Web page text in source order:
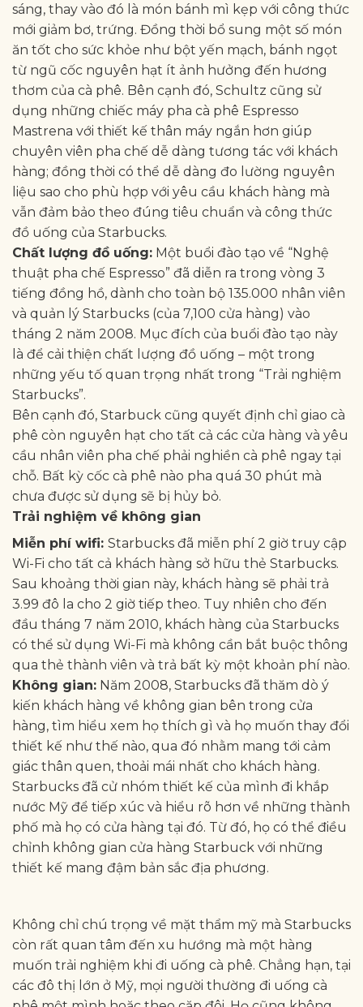
sáng, thay vào đó là món bánh mì kẹp với công thức
mới giảm bơ, trứng. Đồng thời bổ sung một số món
ăn tốt cho sức khỏe như bột yến mạch, bánh ngọt
từ ngũ cốc nguyên hạt ít ảnh hưởng đến hương
thơm của cà phê. Bên cạnh đó, Schultz cũng sử
dụng những chiếc máy pha cà phê Espresso
Mastrena với thiết kế thân máy ngắn hơn giúp
chuyên viên pha chế dễ dàng tương tác với khách
hàng; đồng thời có thể dễ dàng đo lường nguyên
liệu sao cho phù hợp với yêu cầu khách hàng mà
vẫn đảm bảo theo đúng tiêu chuẩn và công thức
đồ uống của Starbucks.
Chất lượng đồ uống: Một buổi đào tạo về “Nghệ
thuật pha chế Espresso” đã diễn ra trong vòng 3
tiếng đồng hồ, dành cho toàn bộ 135.000 nhân viên
và quản lý Starbucks (của 7,100 cửa hàng) vào
tháng 2 năm 2008. Mục đích của buổi đào tạo này
là để cải thiện chất lượng đồ uống – một trong
những yếu tố quan trọng nhất trong “Trải nghiệm
Starbucks”.
Bên cạnh đó, Starbuck cũng quyết định chỉ giao cà
phê còn nguyên hạt cho tất cả các cửa hàng và yêu
cầu nhân viên pha chế phải nghiền cà phê ngay tại
chỗ. Bất kỳ cốc cà phê nào pha quá 30 phút mà
chưa được sử dụng sẽ bị hủy bỏ.
Trải nghiệm về không gian
Miễn phí wifi: Starbucks đã miễn phí 2 giờ truy cập
Wi-Fi cho tất cả khách hàng sở hữu thẻ Starbucks.
Sau khoảng thời gian này, khách hàng sẽ phải trả
3.99 đô la cho 2 giờ tiếp theo. Tuy nhiên cho đến
đầu tháng 7 năm 2010, khách hàng của Starbucks
có thể sử dụng Wi-Fi mà không cần bắt buộc thông
qua thẻ thành viên và trả bất kỳ một khoản phí nào.
Không gian: Năm 2008, Starbucks đã thăm dò ý
kiến khách hàng về không gian bên trong cửa
hàng, tìm hiểu xem họ thích gì và họ muốn thay đổi
thiết kế như thế nào, qua đó nhằm mang tới cảm
giác thân quen, thoải mái nhất cho khách hàng.
Starbucks đã cử nhóm thiết kế của mình đi khắp
nước Mỹ để tiếp xúc và hiểu rõ hơn về những thành
phố mà họ có cửa hàng tại đó. Từ đó, họ có thể điều
chỉnh không gian cửa hàng Starbuck với những
thiết kế mang đậm bản sắc địa phương.
Không chỉ chú trọng về mặt thẩm mỹ mà Starbucks
còn rất quan tâm đến xu hướng mà một hàng
muốn trải nghiệm khi đi uống cà phê. Chẳng hạn, tại
các đô thị lớn ở Mỹ, mọi người thường đi uống cà